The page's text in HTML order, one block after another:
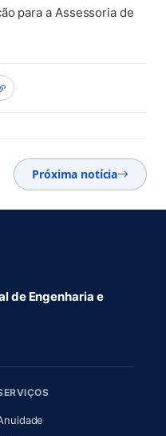
para a Assessoria de
Próxima notícia
de Engenharia e